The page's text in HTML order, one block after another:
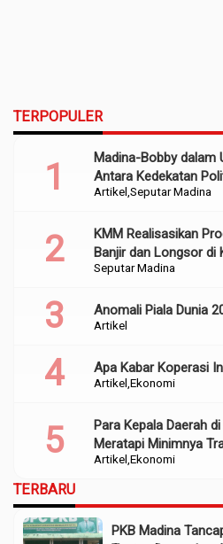
TERPOPULER
Artikel Seputar Madina
Madina-Bobby dalam
Antara Kedekatan
Perencanaan
Seputar Madina
KMM Realisasikan
Banjir dan Longsor di
Artikel
Anomali Piala Dunia
Artikel Ekonomi
Apa Kabar Koperasi
Artikel Ekonomi
Para Kepala Daerah
Meratapi Minimnya
TERBARU
PKB Madina